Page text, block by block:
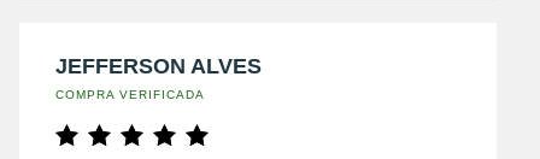
JEFFERSON ALVES
COMPRA VERIFICADA